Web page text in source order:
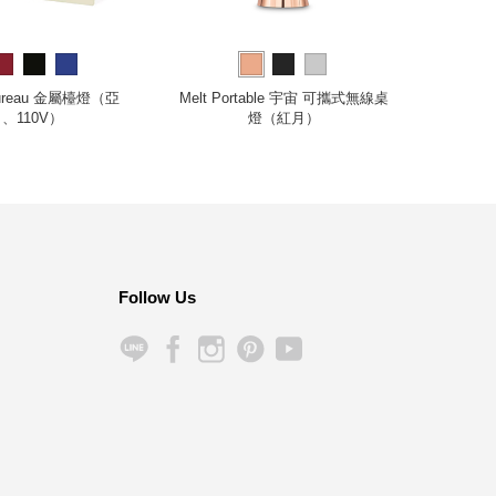
金屬檯燈（亞
110V）
Melt Portable 宇宙 可攜式無線桌
燈（紅月）
Follow Us